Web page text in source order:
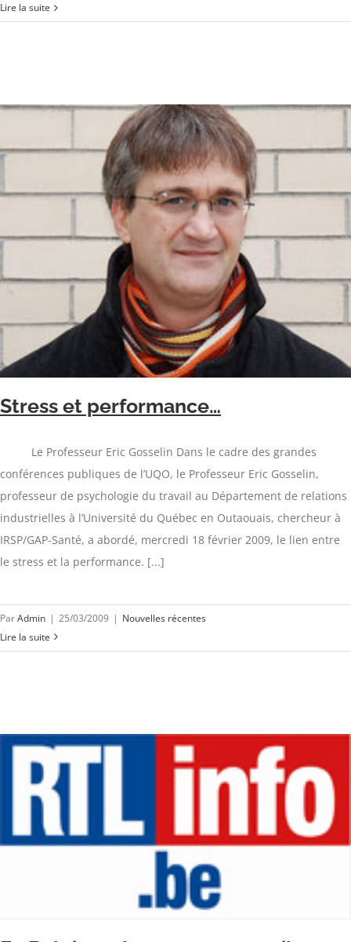
Lire la suite
Stress et performance…
Le Professeur Eric Gosselin Dans le cadre des grandes
conférences publiques de l’UQO, le Professeur Eric Gosselin,
professeur de psychologie du travail au Département de relations
industrielles à l’Université du Québec en Outaouais, chercheur à
IRSP/GAP-Santé, a abordé, mercredi 18 février 2009, le lien entre
le stress et la performance. [...]
ParAdmin | 25/03/2009 | Nouvelles récentes
Lire la suite